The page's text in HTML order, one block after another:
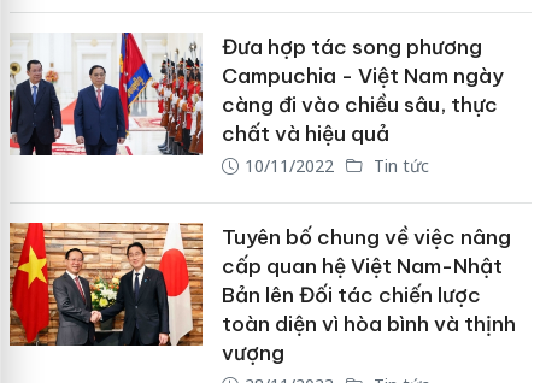
Đưa hợp tác song phương
Campuchia - Việt Nam ngày
càng đi vào chiều sâu, thực
chất và hiệu quả
10/11/2022 Tin tức
Tuyên bố chung về việc nâng
cấp quan hệ Việt Nam-Nhật
Bản lên Đối tác chiến lược
toàn diện vì hòa bình và thịnh
vượng